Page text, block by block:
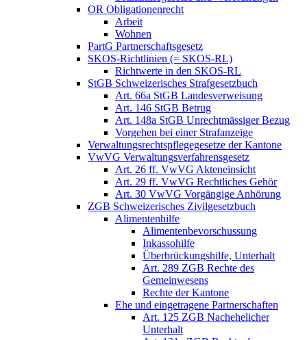
OR Obligationenrecht
Arbeit
Wohnen
PartG Partnerschaftsgesetz
SKOS-Richtlinien (= SKOS-RL)
Richtwerte in den SKOS-RL
StGB Schweizerisches Strafgesetzbuch
Art. 66a StGB Landesverweisung
Art. 146 StGB Betrug
Art. 148a StGB Unrechtmässiger Bezug
Vorgehen bei einer Strafanzeige
Verwaltungsrechtspflegegesetze der Kantone
VwVG Verwaltungsverfahrensgesetz
Art. 26 ff. VwVG Akteneinsicht
Art. 29 ff. VwVG Rechtliches Gehör
Art. 30 VwVG Vorgängige Anhörung
ZGB Schweizerisches Zivilgesetzbuch
Alimentenhilfe
Alimentenbevorschussung
Inkassohilfe
Überbrückungshilfe, Unterhalt
Art. 289 ZGB Rechte des
Gemeinwesens
Rechte der Kantone
Ehe und eingetragene Partnerschaften
Art. 125 ZGB Nachehelicher
Unterhalt